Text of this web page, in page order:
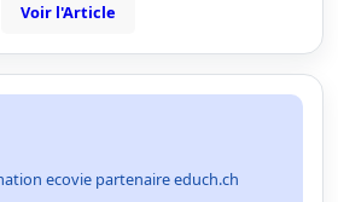
Voir l'Article
ecovie partenaire educh.ch